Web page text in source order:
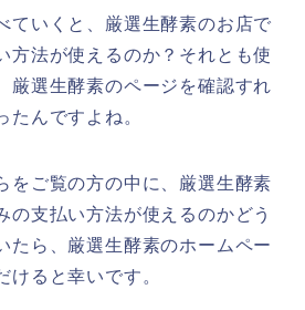
ていくと、厳選生酵素のお店で
方法が使えるのか？それとも使
厳選生酵素のページを確認すれ
たんですよね。
をご覧の方の中に、厳選生酵素
の支払い方法が使えるのかどう
たら、厳選生酵素のホームペー
けると幸いです。